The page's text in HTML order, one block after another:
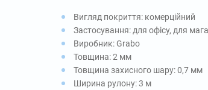
Вигляд покриття: комерційний
Застосування: для офісу, для
Виробник: Grabo
Товщина: 2 мм
Товщина захисного шару: 0,7 мм
Ширина рулону: 3 м